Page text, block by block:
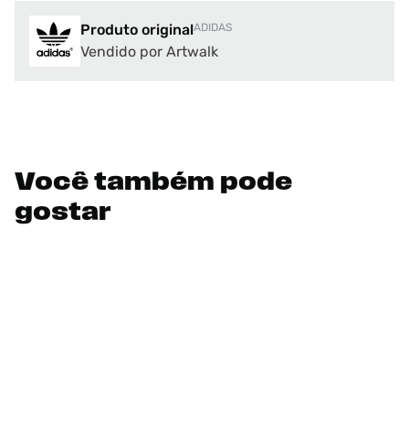
Produto originalADIDAS
Vendido por Artwalk
Você também pode
gostar